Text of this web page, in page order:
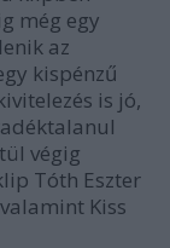
még egy
az
kispénzű
is jó,
végig
Tóth Eszter
Kiss